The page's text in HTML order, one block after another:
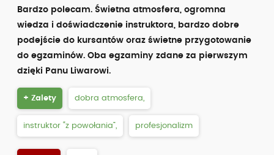
Bardzo polecam. Świetna atmosfera, ogromna
wiedza i doświadczenie instruktora, bardzo dobre
podejście do kursantów oraz świetne przygotowanie
do egzaminów. Oba egzaminy zdane za pierwszym
dzięki Panu Liwarowi.
+ Zalety dobra atmosfera,
instruktor “z powołania”, profesjonalizm